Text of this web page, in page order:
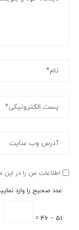
اطلاعات من را در این
عدد صحیح را وارد
51 − 46 =